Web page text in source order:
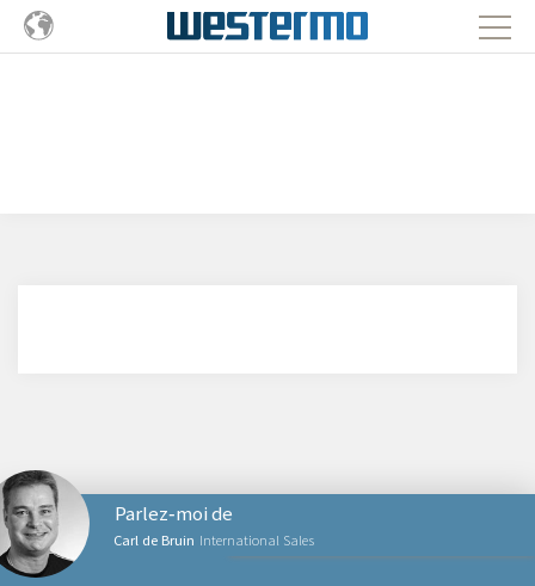
Carl de Bruin International Sales
Parlez‑moi de
PRODUITS RÉSEAUX